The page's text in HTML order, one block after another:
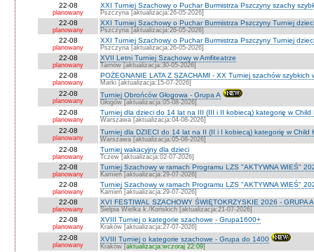
22-08
planowany
XXI Turniej Szachowy o Puchar Burmistrza Pszczyny szachy
Pszczyna [aktualizacja:26-05-2026]
22-08
planowany
XXI Turniej Szachowy o Puchar Burmistrza Pszczyny Turniej
Pszczyna [aktualizacja:26-05-2026]
22-08
planowany
XXI Turniej Szachowy o Puchar Burmistrza Pszczyny Turniej
Pszczyna [aktualizacja:26-05-2026]
22-08
planowany
XVII Letni Turniej Szachowy w Amfiteatrze
Tarnów [aktualizacja:30-05-2026]
22-08
planowany
POŻEGNANIE LATA Z SZACHAMI - XX Turniej szachów szybkich
Marki [aktualizacja:15-07-2026]
22-08
planowany
Turniej Obrońców Głogowa - Grupa A
Głogów [aktualizacja:05-08-2026]
22-08
planowany
Turniej dla dzieci do 14 lat na III (III i II kobiecą) kategorię w Child
Warszawa [aktualizacja:04-08-2026]
22-08
planowany
Turniej dla DZIECI do 14 lat na II (II i I kobiecą) kategorię w Child
Warszawa [aktualizacja:05-08-2026]
22-08
planowany
Turniej wakacyjny dla dzieci
Tczew [aktualizacja:02-07-2026]
22-08
planowany
Turniej Szachowy w ramach Programu LZS "AKTYWNA WIEŚ"
Kamień [aktualizacja:29-07-2026]
22-08
planowany
Turniej Szachowy w ramach Programu LZS "AKTYWNA WIEŚ"
Kamień [aktualizacja:29-07-2026]
22-08
planowany
XVI FESTIWAL SZACHOWY ŚWIĘTOKRZYSKIE 2026 - GRUPA
Sielpia Wielka k./Końskich [aktualizacja:21-07-2026]
22-08
planowany
XVIII Turniej o kategorie szachowe - Grupa1600+
Kraków [aktualizacja:27-07-2026]
22-08
planowany
XVIII Turniej o kategorie szachowe - Grupa do 1400
Kraków [aktualizacja:wczoraj 22:09]